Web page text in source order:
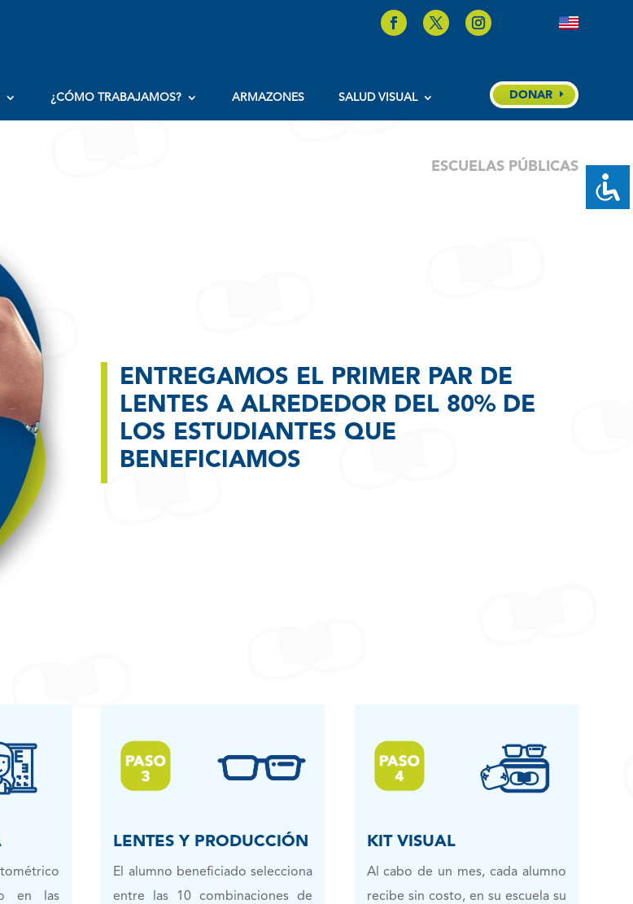
¿CÓMO TRABAJAMOS? ARMAZONES SALUD VISUAL DONAR
ESCUELAS PÚBLICAS
ENTREGAMOS EL PRIMER PAR DE
LENTES A ALREDEDOR DEL 80% DE
LOS ESTUDIANTES QUE
BENEFICIAMOS
en las
LENTES Y PRODUCCIÓN
El alumno beneficiado selecciona
entre las 10 combinaciones de
KIT VISUAL
Al cabo de un mes, cada alumno
recibe sin costo, en su escuela su